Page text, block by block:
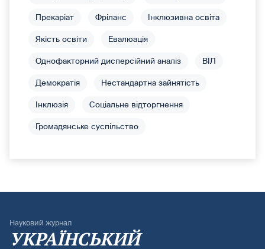
Прекаріат Фріланс Інклюзивна освіта
Якість освіти Евалюація
Однофакторний дисперсійний аналіз ВІЛ
Демократія Нестандартна зайнятість
Інклюзія Соціальне відторгнення
Громадянське суспільство
Науковий журнал
УКРАЇНСЬКИЙ